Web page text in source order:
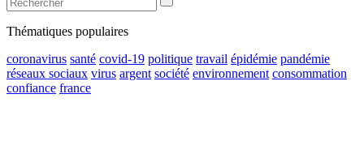
Thématiques populaires
coronavirus santé covid-19 politique travail épidémie pandémie
réseaux sociaux virus argent société environnement consommation
confiance france